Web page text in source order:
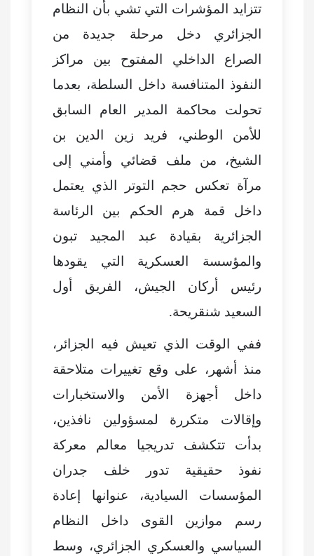
تتزايد المؤشرات التي تشي بأن النظام
الجزائري دخل مرحلة جديدة من
الصراع الداخلي المفتوح بين مراكز
النفوذ المتنافسة داخل السلطة، بعدما
تحولت محاكمة المدير العام السابق
للأمن الوطني، فريد زين الدين بن
الشيخ، من ملف قضائي وأمني إلى
مرآة تعكس حجم التوتر الذي يعتمل
داخل قمة هرم الحكم بين الرئاسة
الجزائرية بقيادة عبد المجيد تبون
والمؤسسة العسكرية التي يقودها
رئيس أركان الجيش، الفريق أول
السعيد شنقريحة.
ففي الوقت الذي تعيش فيه الجزائر،
منذ أشهر، على وقع تغييرات متلاحقة
داخل أجهزة الأمن والاستخبارات
وإقالات متكررة لمسؤولين نافذين،
بدأت تتكشف تدريجيا معالم معركة
نفوذ حقيقية تدور خلف جدران
المؤسسات السيادية، عنوانها إعادة
رسم موازين القوى داخل النظام
السياسي والعسكري الجزائري، وسط